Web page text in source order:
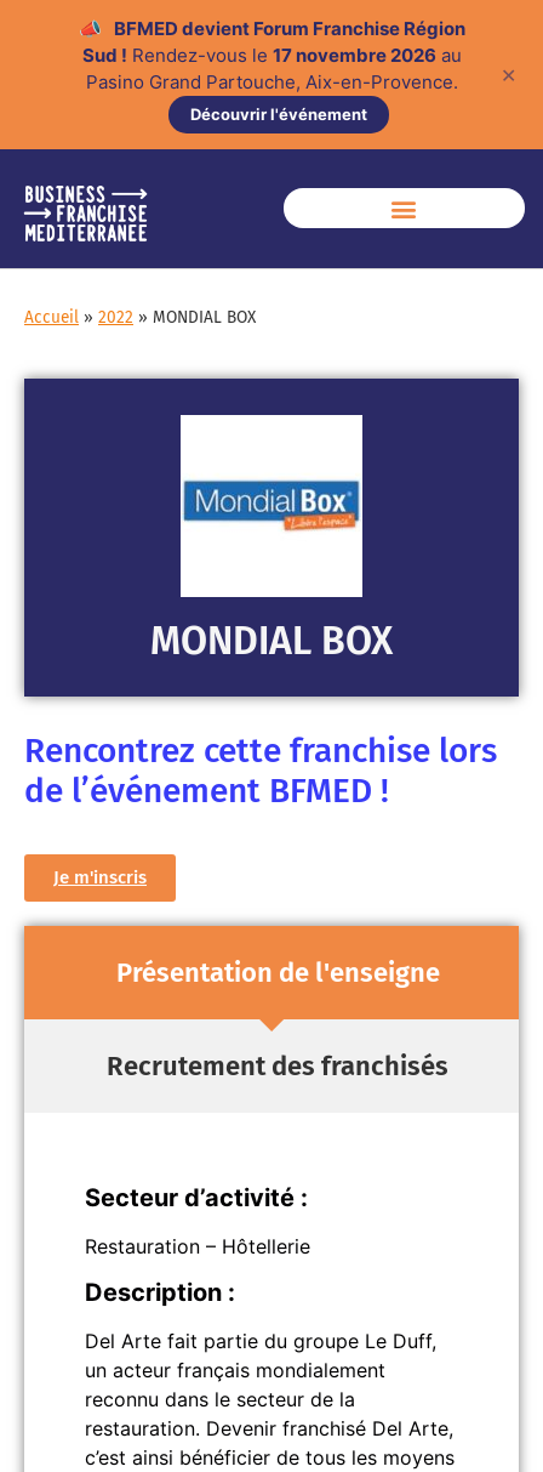
📣
BFMED devient Forum Franchise Région
Sud ! Rendez-vous le 17 novembre 2026 au
Pasino Grand Partouche, Aix-en-Provence.
Découvrir l'événement
✕
Accueil » 2022 » MONDIAL BOX
MONDIAL BOX
Rencontrez cette franchise lors
de l’événement BFMED !
Je m'inscris
Présentation de l'enseigne
Recrutement des franchisés
Secteur d’activité :
Restauration – Hôtellerie
Description :
Del Arte fait partie du groupe Le Duff,
un acteur français mondialement
reconnu dans le secteur de la
restauration. Devenir franchisé Del Arte,
c’est ainsi bénéficier de tous les moyens